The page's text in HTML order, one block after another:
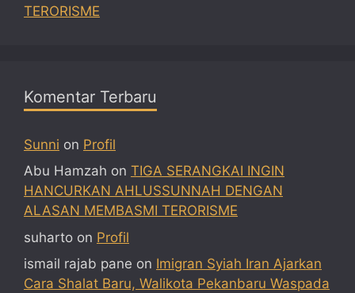
TERORISME
Komentar Terbaru
Sunni on Profil
Abu Hamzah on TIGA SERANGKAI INGIN
HANCURKAN AHLUSSUNNAH DENGAN
ALASAN MEMBASMI TERORISME
suharto on Profil
ismail rajab pane on Imigran Syiah Iran Ajarkan
Cara Shalat Baru, Walikota Pekanbaru Waspada